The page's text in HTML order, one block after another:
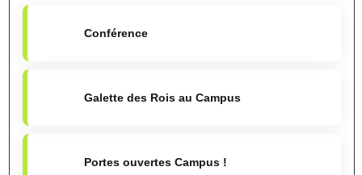
Conférence
Galette des Rois au Campus
Portes ouvertes Campus !